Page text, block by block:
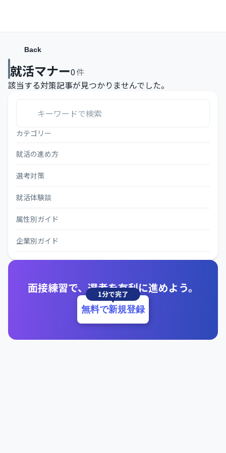
Back
就活マナー0件
該当する対策記事が見つかりませんでした。
カテゴリー
就活の進め方
選考対策
就活体験談
属性別ガイド
企業別ガイド
面接練習で、選考を有利に進めよう。
1分で完了
無料で新規登録